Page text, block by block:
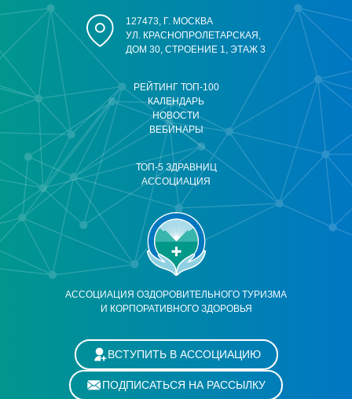
АССОЦИАЦИЯ ОЗДОРОВИТЕЛЬНОГО ТУРИЗМА
И КОРПОРАТИВНОГО ЗДОРОВЬЯ
РЕЙТИНГ ТОП-100
КАЛЕНДАРЬ
НОВОСТИ
ВЕБИНАРЫ
ТОП-5 ЗДРАВНИЦ
АССОЦИАЦИЯ
127473, Г. МОСКВА
УЛ. КРАСНОПРОЛЕТАРСКАЯ,
ДОМ 30, СТРОЕНИЕ 1, ЭТАЖ 3
ВСТУПИТЬ В АССОЦИАЦИЮ
ПОДПИСАТЬСЯ НА РАССЫЛКУ